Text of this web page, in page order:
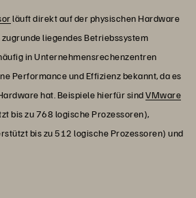
läuft direkt auf der physischen Hardware
zugrunde liegendes Betriebssystem
in Unternehmensrechenzentren
Performance und Effizienz bekannt, da es
hat. Beispiele hierfür sindVMware
bis zu 768 logische Prozessoren),
bis zu 512 logische Prozessoren) und